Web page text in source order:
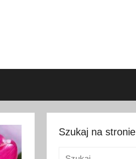
Szukaj na stronie
Szukaj: